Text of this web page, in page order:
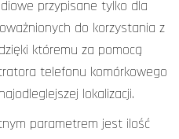
przypisane tylko dla
do korzystania z
któremu za pomocą
telefonu komórkowego
lokalizacji.
parametrem jest ilość